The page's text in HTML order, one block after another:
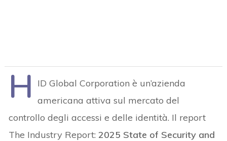
H
ID Global Corporation è un’azienda
americana attiva sul mercato del
controllo degli accessi e delle identità. Il report
The Industry Report:2025 State of Security and